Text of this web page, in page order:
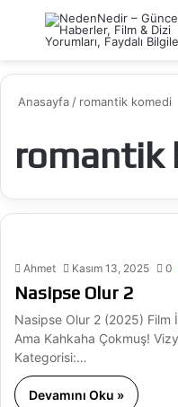
Menü
Anasayfa / romantik komedi
romantik
Ahmet Kasım 13, 2025 0
Nasipse Olur 2
Nasipse Olur 2 (2025) Film
Ama Kahkaha Çokmuş!
Kategorisi:…
Devamını Oku »